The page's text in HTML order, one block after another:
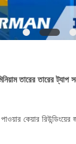
তারের তারের ট্যাপ
কেয়ার